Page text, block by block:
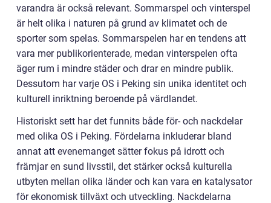
varandra är också relevant. Sommarspel och vinterspel
är helt olika i naturen på grund av klimatet och de
sporter som spelas. Sommarspelen har en tendens att
vara mer publikorienterade, medan vinterspelen ofta
äger rum i mindre städer och drar en mindre publik.
Dessutom har varje OS i Peking sin unika identitet och
kulturell inriktning beroende på värdlandet.
Historiskt sett har det funnits både för- och nackdelar
med olika OS i Peking. Fördelarna inkluderar bland
annat att evenemanget sätter fokus på idrott och
främjar en sund livsstil, det stärker också kulturella
utbyten mellan olika länder och kan vara en katalysator
för ekonomisk tillväxt och utveckling. Nackdelarna